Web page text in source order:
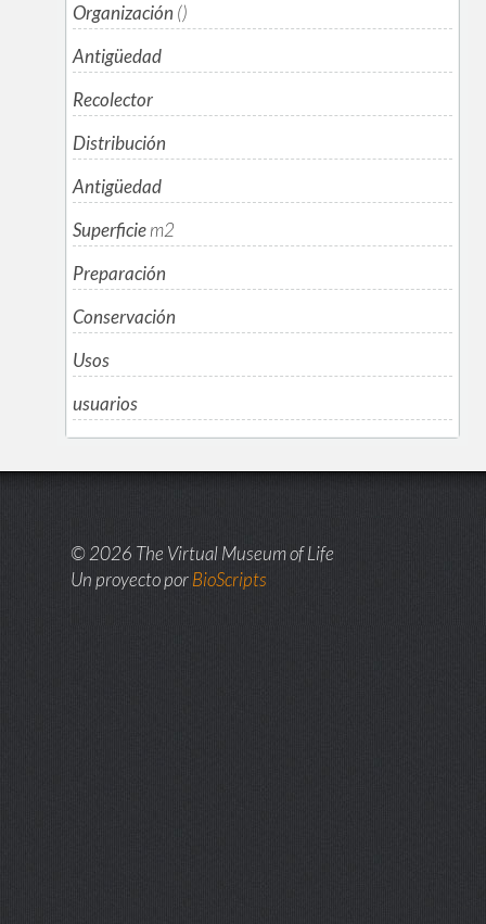
Organización ()
Antigüedad
Recolector
Distribución
Antigüedad
Superficiem2
Preparación
Conservación
Usos
usuarios
© 2026 The Virtual Museum of Life
Un proyecto porBioScripts